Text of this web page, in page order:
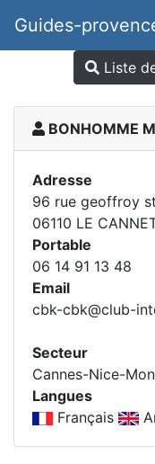
Guides-
Liste
BONHOMME
Adresse
96 rue geoffroy
06110 LE
Portable
06 14 91 13 48
Email
cbk-cbk@club-
Secteur
Cannes-Nice-
Langues
Français